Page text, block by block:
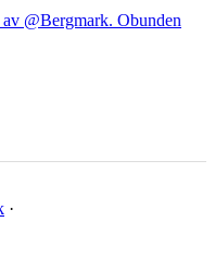
@Bergmark. Obunden
·